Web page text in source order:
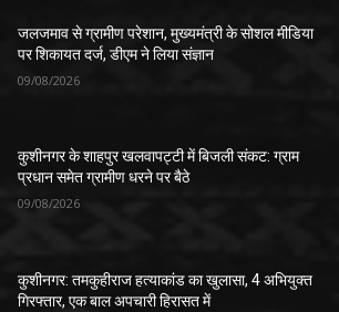
जलजमाव से ग्रामीण परेशान, मुख्यमंत्री के सोशल मीडिया
पर शिकायत दर्ज, डीएम ने लिया संज्ञान
09/08/2026
कुशीनगर के शाहपुर खलवापट्टी में बिजली संकट: ग्राम
प्रधान समेत ग्रामीण धरने पर बैठे
09/08/2026
कुशीनगर: तमकुहीराज हत्याकांड का खुलासा, 4 अभियुक्त
गिरफ्तार, एक बाल अपचारी हिरासत में